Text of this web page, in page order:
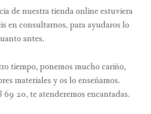
de nuestra tienda online estuviera
en consultarnos, para ayudaros lo
antes.
tiempo, ponemos mucho cariño,
materiales y os lo enseñamos.
20, te atenderemos encantadas.